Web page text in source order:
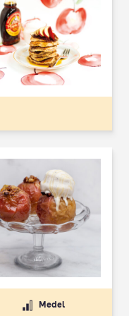
Medel